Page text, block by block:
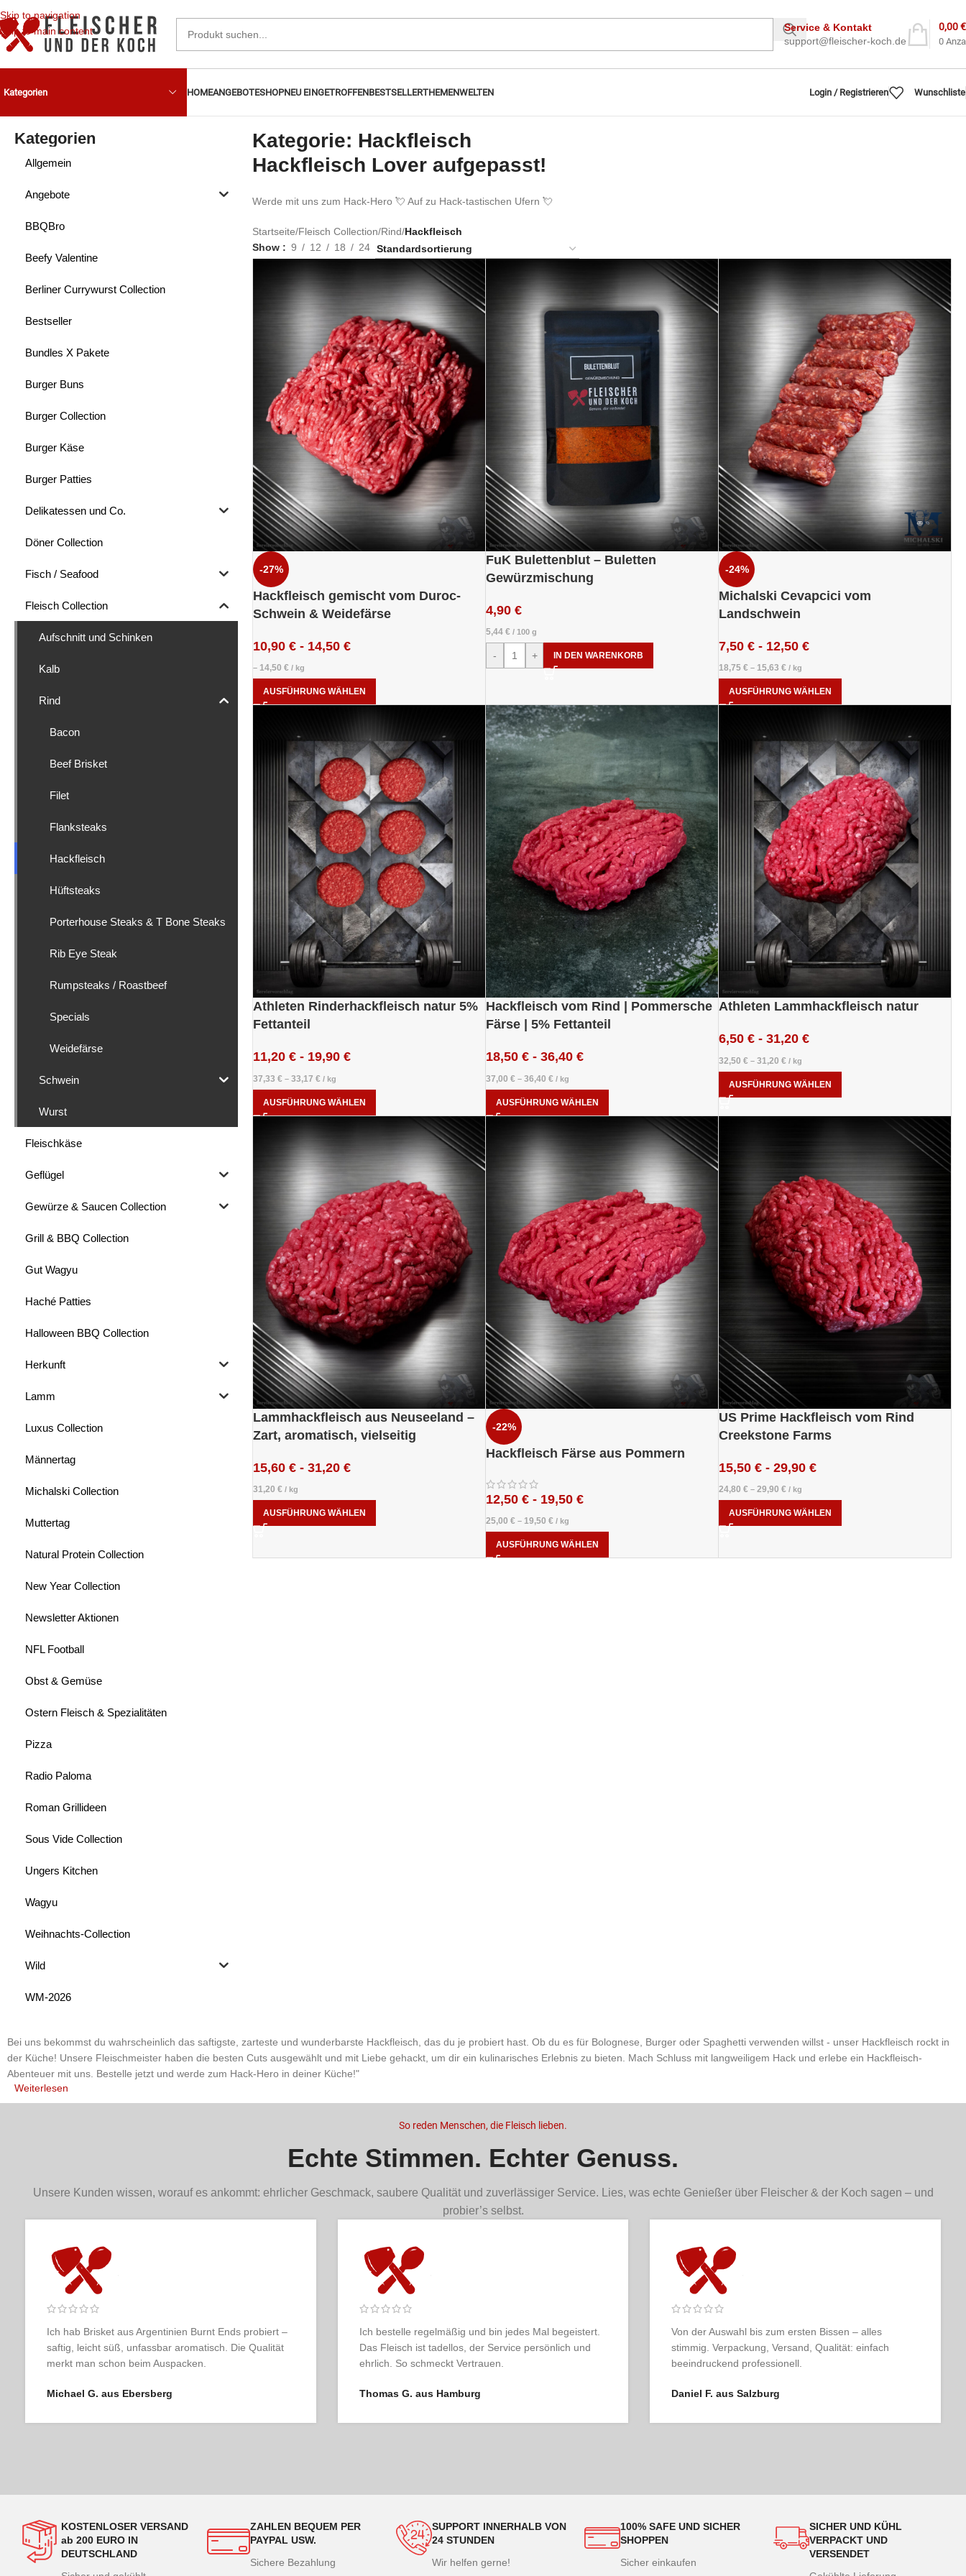
Skip to navigation
Skip to main content
Service & Kontakt
support@fleischer-koch.de
0
0,00€
Kategorien HOMEANGEBOTESHOPNEU EINGETROFFENBESTSELLERTHEMENWELTEN Login / Registrieren Wunschliste
Kategorien
Allgemein
Angebote
BBQBro
Beefy Valentine
Berliner Currywurst Collection
Bestseller
Bundles X Pakete
Burger Buns
Burger Collection
Burger Käse
Burger Patties
Delikatessen und Co.
Döner Collection
Fisch / Seafood
Fleisch Collection
Aufschnitt und Schinken
Kalb
Rind
Bacon
Beef Brisket
Filet
Flanksteaks
Hackfleisch
Hüftsteaks
Porterhouse Steaks & T Bone Steaks
Rib Eye Steak
Rumpsteaks / Roastbeef
Specials
Weidefärse
Schwein
Wurst
Fleischkäse
Geflügel
Gewürze & Saucen Collection
Grill & BBQ Collection
Gut Wagyu
Haché Patties
Halloween BBQ Collection
Herkunft
Lamm
Luxus Collection
Männertag
Michalski Collection
Muttertag
Natural Protein Collection
New Year Collection
Newsletter Aktionen
NFL Football
Obst & Gemüse
Ostern Fleisch & Spezialitäten
Pizza
Radio Paloma
Roman Grillideen
Sous Vide Collection
Ungers Kitchen
Wagyu
Weihnachts-Collection
Wild
WM-2026
Kategorie: Hackfleisch
Hackfleisch Lover aufgepasst!
Werde mit uns zum Hack-Hero 💘 Auf zu Hack-tastischen Ufern 💘
Startseite/Fleisch Collection/Rind/Hackfleisch
Show
9 12 18 24
-27%
Hackfleisch gemischt vom Duroc-
Schwein & Weidefärse
10,90 € - 14,50 €
– 14,50 € / kg
AUSFÜHRUNG WÄHLEN
FuK Bulettenblut – Buletten
Gewürzmischung
4,90 €
5,44 € / 100 g
- + IN DEN WARENKORB
-24%
Michalski Cevapcici vom
Landschwein
7,50 € - 12,50 €
18,75 € – 15,63 € / kg
AUSFÜHRUNG WÄHLEN
Athleten Rinderhackfleisch natur 5%
Fettanteil
11,20 € - 19,90 €
37,33 € – 33,17 € / kg
AUSFÜHRUNG WÄHLEN
Hackfleisch vom Rind | Pommersche
Färse | 5% Fettanteil
18,50 € - 36,40 €
37,00 € – 36,40 € / kg
AUSFÜHRUNG WÄHLEN
Athleten Lammhackfleisch natur
6,50 € - 31,20 €
32,50 € – 31,20 € / kg
AUSFÜHRUNG WÄHLEN
Lammhackfleisch aus Neuseeland –
Zart, aromatisch, vielseitig
15,60 € - 31,20 €
31,20 € / kg
AUSFÜHRUNG WÄHLEN
-22%
Hackfleisch Färse aus Pommern
12,50 € - 19,50 €
25,00 € – 19,50 € / kg
AUSFÜHRUNG WÄHLEN
US Prime Hackfleisch vom Rind
Creekstone Farms
15,50 € - 29,90 €
24,80 € – 29,90 € / kg
AUSFÜHRUNG WÄHLEN
Bei uns bekommst du wahrscheinlich das saftigste, zarteste und wunderbarste Hackfleisch, das du je probiert hast. Ob du es für Bolognese, Burger oder Spaghetti verwenden willst - unser Hackfleisch rockt in
der Küche! Unsere Fleischmeister haben die besten Cuts ausgewählt und mit Liebe gehackt, um dir ein kulinarisches Erlebnis zu bieten. Mach Schluss mit langweiligem Hack und erlebe ein Hackfleisch-
Abenteuer mit uns. Bestelle jetzt und werde zum Hack-Hero in deiner Küche!"
Weiterlesen
So reden Menschen, die Fleisch lieben.
Echte Stimmen. Echter Genuss.
Unsere Kunden wissen, worauf es ankommt: ehrlicher Geschmack, saubere Qualität und zuverlässiger Service. Lies, was echte Genießer über Fleischer & der Koch sagen – und
probier’s selbst.
Ich habe schon viele Online-Metzgereien ausprobiert,
aber keine kommt an Fleischer & der Koch heran.
Geschmacklich und optisch absolute Spitzenklasse.
Julia K. aus Berlin
Selten so ein rundes Erlebnis gehabt: übersichtlicher
Shop, hochwertige Ware, pünktliche Lieferung und
echtes Genussgefühl beim Auspacken.
Patrick R. aus Düsseldorf
Fleischer & der Koch ist für mich das Maß der Dinge.
Qualität, Service, Ästhetik – alles so, wie man es sich
als Genießer wünscht.
Karin T. aus Linz
KOSTENLOSER VERSAND
ab 200 EURO IN
DEUTSCHLAND
ZAHLEN BEQUEM PER
PAYPAL USW.
Sichere Bezahlung
SUPPORT INNERHALB VON
24 STUNDEN
Wir helfen gerne!
100% SAFE UND SICHER
SHOPPEN
Sicher einkaufen
SICHER UND KÜHL
VERPACKT UND
VERSENDET